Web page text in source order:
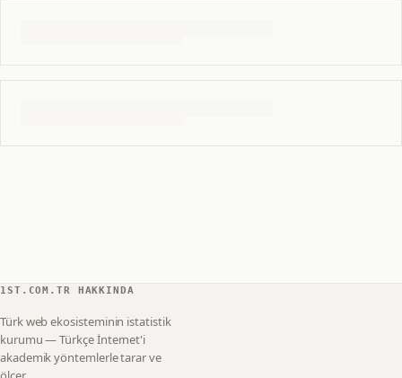
1ST.COM.TR HAKKINDA
Türk web ekosisteminin istatistik
kurumu — Türkçe İnternet'i
akademik yöntemlerle tarar ve